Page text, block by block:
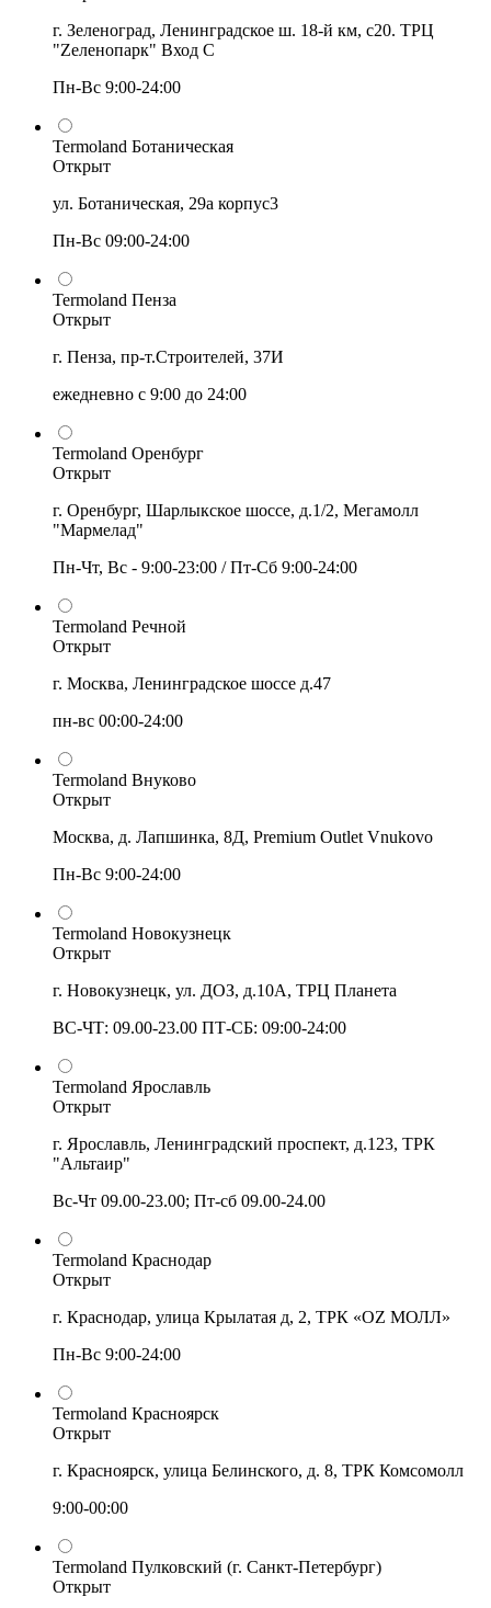
г. Зеленоград, Ленинградское ш. 18-й км, с20. ТРЦ
"Zеленопарк" Вход С
Пн-Вс 9:00-24:00
Termoland Ботаническая
Открыт
ул. Ботаническая, 29а корпус3
Пн-Вс 09:00-24:00
Termoland Пенза
Открыт
г. Пенза, пр-т.Строителей, 37И
ежедневно с 9:00 до 24:00
Termoland Оренбург
Открыт
г. Оренбург, Шарлыкское шоссе, д.1/2, Мегамолл
"Мармелад"
Пн-Чт, Вс - 9:00-23:00 / Пт-Сб 9:00-24:00
Termoland Речной
Открыт
г. Москва, Ленинградское шоссе д.47
пн-вс 00:00-24:00
Termoland Внуково
Открыт
Москва, д. Лапшинка, 8Д, Premium Outlet Vnukovo
Пн-Вс 9:00-24:00
Termoland Новокузнецк
Открыт
г. Новокузнецк, ул. ДОЗ, д.10А, ТРЦ Планета
ВС-ЧТ: 09.00-23.00 ПТ-СБ: 09:00-24:00
Termoland Ярославль
Открыт
г. Ярославль, Ленинградский проспект, д.123, ТРК
"Альтаир"
Вс-Чт 09.00-23.00; Пт-сб 09.00-24.00
Termoland Краснодар
Открыт
г. Краснодар, улица Крылатая д, 2, ТРК «OZ МОЛЛ»
Пн-Вс 9:00-24:00
Termoland Красноярск
Открыт
г. Красноярск, улица Белинского, д. 8, ТРК Комсомолл
9:00-00:00
Termoland Пулковский (г. Санкт-Петербург)
Открыт